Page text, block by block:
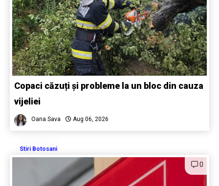
Copaci căzuți și probleme la un bloc din cauza
vijeliei
Oana Sava Aug 06, 2026
Stiri Botosani
0